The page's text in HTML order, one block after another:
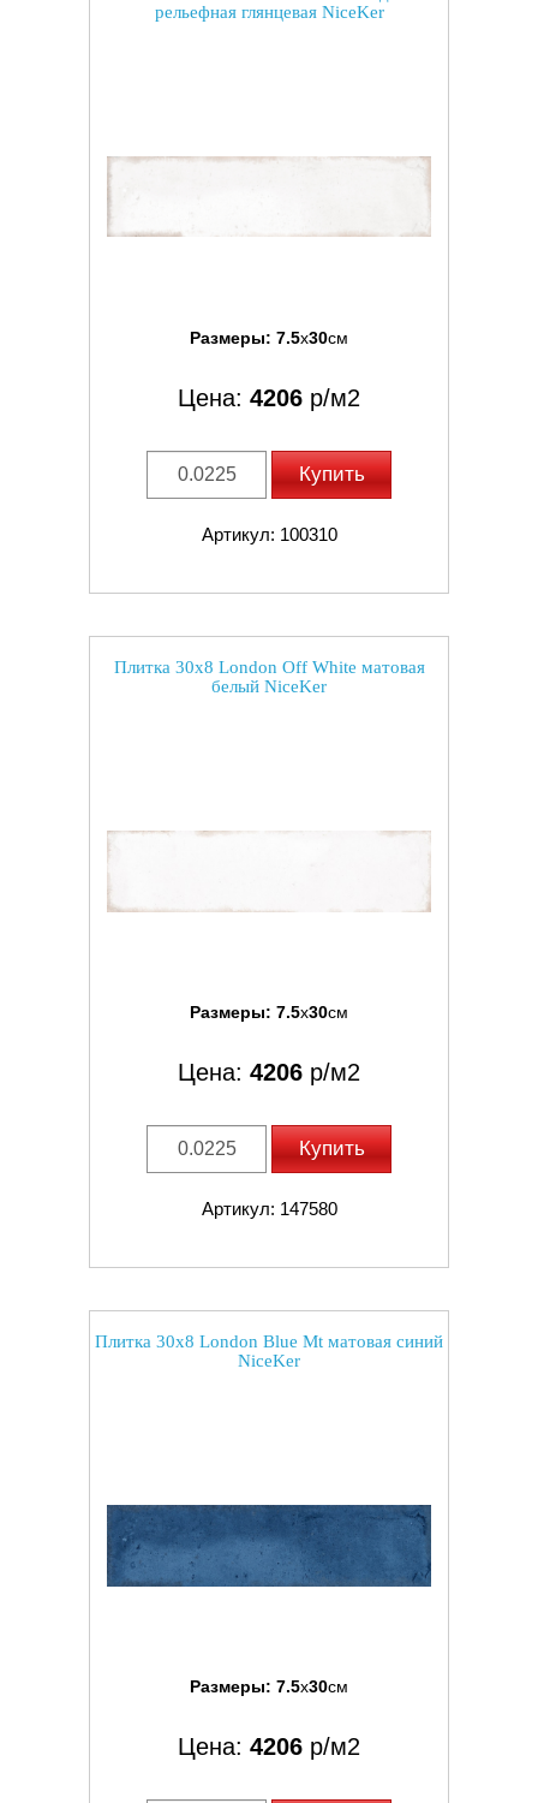
рельефная глянцевая NiceKer
Размеры: 7.5x30см
Цена: 4206 р/м2
Купить
Артикул: 100310
Плитка 30x8 London Off White матовая
белый NiceKer
Размеры: 7.5x30см
Цена: 4206 р/м2
Купить
Артикул: 147580
Плитка 30x8 London Blue Mt матовая синий
NiceKer
Размеры: 7.5x30см
Цена: 4206 р/м2